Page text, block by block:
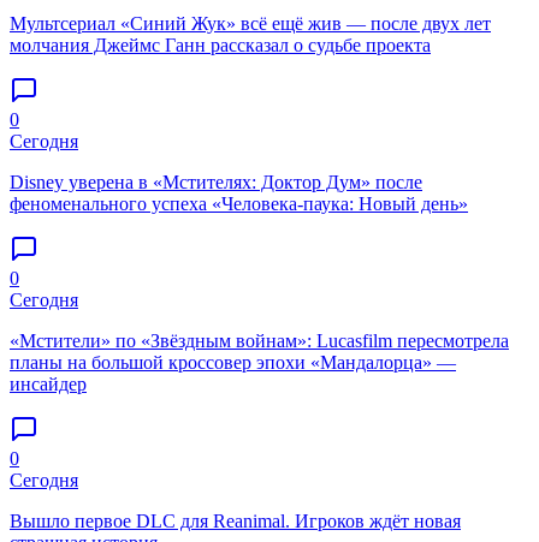
Мультсериал «Синий Жук» всё ещё жив — после двух лет
молчания Джеймс Ганн рассказал о судьбе проекта
0
Сегодня
Disney уверена в «Мстителях: Доктор Дум» после
феноменального успеха «Человека-паука: Новый день»
0
Сегодня
«Мстители» по «Звёздным войнам»: Lucasfilm пересмотрела
планы на большой кроссовер эпохи «Мандалорца» —
инсайдер
0
Сегодня
Вышло первое DLC для Reanimal. Игроков ждёт новая